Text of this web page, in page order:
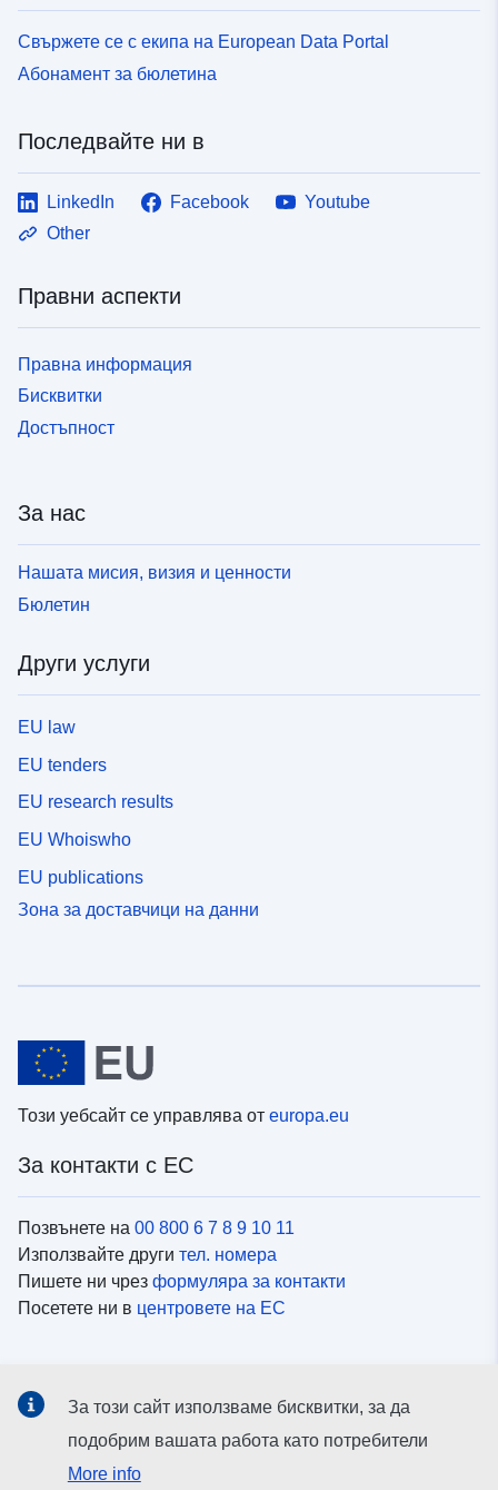
Свържете се с екипа на European Data Portal
Абонамент за бюлетина
Последвайте ни в
LinkedIn Facebook
Youtube
Other
Правни аспекти
Правна информация
Бисквитки
Достъпност
За нас
Нашата мисия, визия и ценности
Бюлетин
Други услуги
EU law
EU tenders
EU research results
EU Whoiswho
EU publications
Зона за доставчици на данни
Този уебсайт се управлява от europa.eu
За контакти с ЕС
Позвънете на 00 800 6 7 8 9 10 11
Използвайте други тел. номера
Пишете ни чрез формуляра за контакти
Посетете ни в центровете на ЕС
Вижте профили на ЕС в социалните медии
За този сайт използваме бисквитки, за да
подобрим вашата работа като потребители
More info